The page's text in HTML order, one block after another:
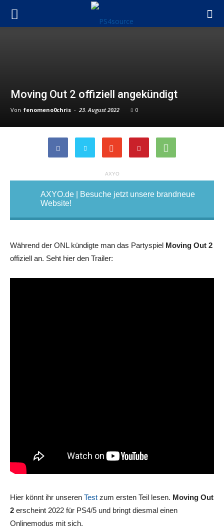
Moving Out 2 offiziell angekündigt
Von fenomeno0chris - 23. August 2022 0
AXYO
AXYO.de | Besuche jetzt unsere brandneue
Website!
Während der ONL kündigte man das Partyspiel Moving Out 2
offiziell an. Seht hier den Trailer:
Hier könnt ihr unseren Test zum ersten Teil lesen. Moving Out
2 erscheint 2022 für PS4/5 und bringt diesmal einen
Onlinemodus mit sich.